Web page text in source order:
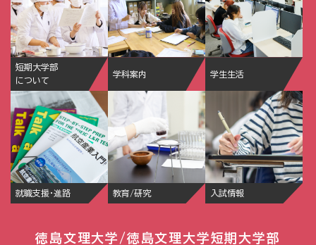
短期大学部
について
学科案内 学生生活
就職支援・進路 教育/研究 入試情報
徳島文理大学/徳島文理大学短期大学部